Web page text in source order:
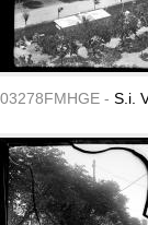
03278FMHGE - S.i.